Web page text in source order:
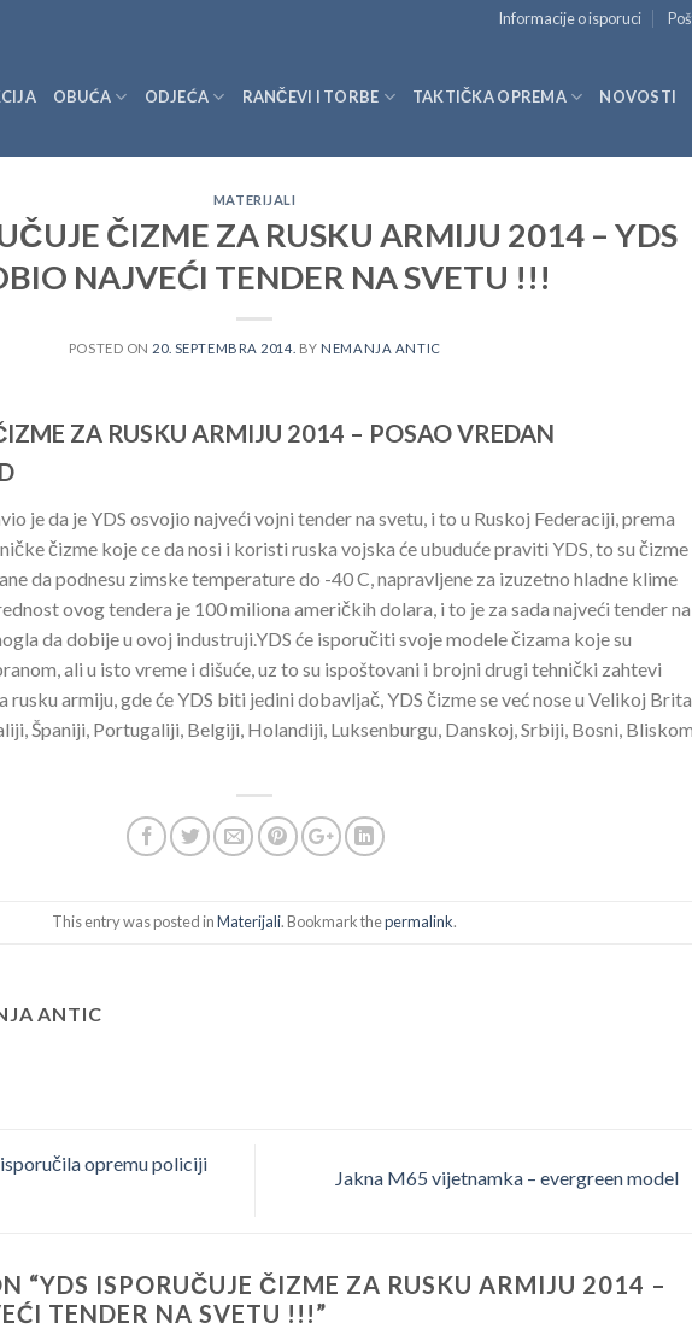
Informacije o isporuci
OBUĆA ODJEĆA RANČEVI I TORBE TAKTIČKA OPREMA NOVOSTI
MATERIJALI
ČIZME ZA RUSKU ARMIJU 2014 – YDS
NAJVEĆI TENDER NA SVETU !!!
POSTED ON 20. SEPTEMBRA 2014. BY NEMANJA ANTIC
ZA RUSKU ARMIJU 2014 – POSAO VREDAN
je da je YDS osvojio najveći vojni tender na svetu, i to u Ruskoj Federaciji, prema
čizme koje ce da nosi i koristi ruska vojska će ubuduće praviti YDS, to su čizme
da podnesu zimske temperature do -40 C, napravljene za izuzetno hladne klime
ovog tendera je 100 miliona američkih dolara, i to je za sada najveći tender na
da dobije u ovoj industruji.YDS će isporučiti svoje modele čizama koje su
ali u isto vreme i dišuće, uz to su ispoštovani i brojni drugi tehnički zahtevi
rusku armiju, gde će YDS biti jedini dobavljač, YDS čizme se već nose u Velikoj
Španiji, Portugaliji, Belgiji, Holandiji, Luksenburgu, Danskoj, Srbiji, Bosni,
This entry was posted inMaterijali. Bookmark thepermalink.
ANTIC
opremu policiji
Jakna M65 vijetnamka – evergreen model
“YDS ISPORUČUJE ČIZME ZA RUSKU ARMIJU 2014 –
TENDER NA SVETU !!!”